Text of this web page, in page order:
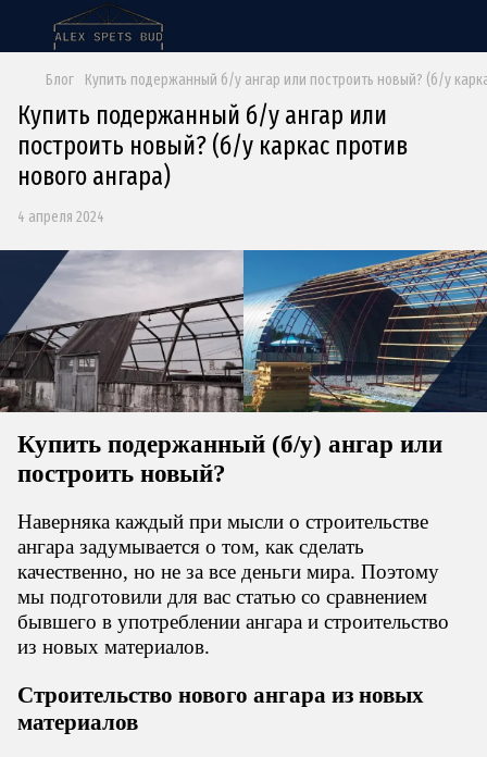
Блог Купить подержанный б/у ангар или построить новый? (б/у
Купить подержанный б/у ангар или
построить новый? (б/у каркас против
нового ангара)
4 апреля 2024
Купить подержанный (б/у) ангар или
построить новый?
Наверняка каждый при мысли о строительстве
ангара задумывается о том, как сделать
качественно, но не за все деньги мира. Поэтому
мы подготовили для вас статью со сравнением
бывшего в употреблении ангара и строительство
из новых материалов.
Строительство нового ангара из новых
материалов